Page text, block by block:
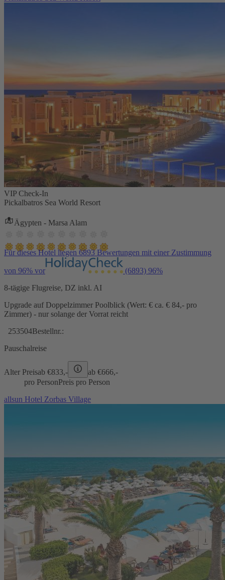
VIP Check-In
Pickalbatros Sea World Resort
Ägypten - Marsa Alam
Für dieses Hotel liegen 6893 Bewertungen mit einer Zustimmung
von 96% vor (6893) 96%
8-tägige Flugreise, DZ inkl. AI
Upgrade auf Doppelzimmer Poolblick (Wert: € ca. € 84,- pro
Zimmer) - nur solange der Vorrat reicht
253504Bestellnr.:
Pauschalreise
Alter Preisab €833,- ab €666,-
pro PersonPreis pro Person
allsun Hotel Zorbas Village